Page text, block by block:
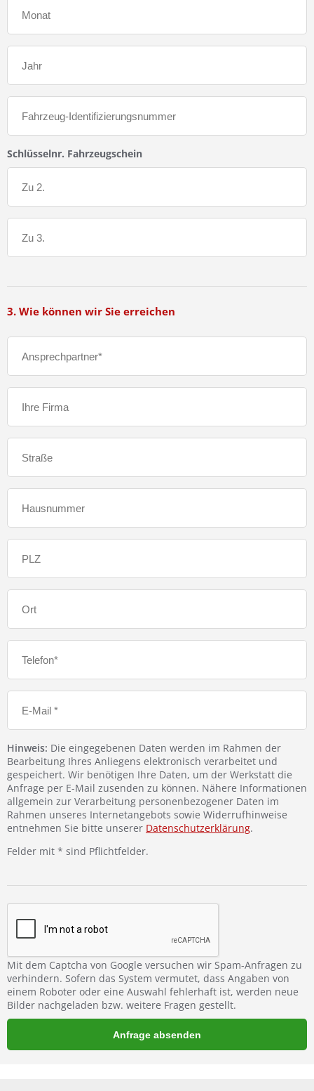
Schlüsselnr. Fahrzeugschein
3. Wie können wir Sie erreichen
Hinweis: Die eingegebenen Daten werden im Rahmen der
Bearbeitung Ihres Anliegens elektronisch verarbeitet und
gespeichert. Wir benötigen Ihre Daten, um der Werkstatt die
Anfrage per E-Mail zusenden zu können. Nähere Informationen
allgemein zur Verarbeitung personenbezogener Daten im
Rahmen unseres Internetangebots sowie Widerrufhinweise
entnehmen Sie bitte unserer Datenschutzerklärung.
Felder mit * sind Pflichtfelder.
Mit dem Captcha von Google versuchen wir Spam-Anfragen zu
verhindern. Sofern das System vermutet, dass Angaben von
einem Roboter oder eine Auswahl fehlerhaft ist, werden neue
Bilder nachgeladen bzw. weitere Fragen gestellt.